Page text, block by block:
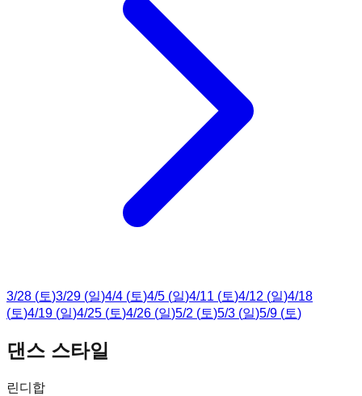
3/28 (토)3/29 (일)4/4 (토)4/5 (일)4/11 (토)4/12 (일)4/18
(토)4/19 (일)4/25 (토)4/26 (일)5/2 (토)5/3 (일)5/9 (토)
댄스 스타일
린디합